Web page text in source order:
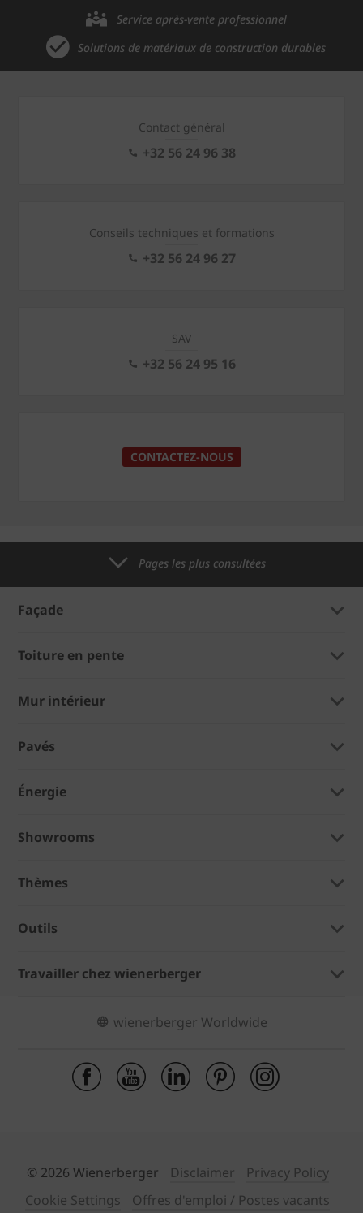
Service après-vente professionnel
Solutions de matériaux de construction durables
Contact général
+32 56 24 96 38
Conseils techniques et formations
+32 56 24 96 27
SAV
+32 56 24 95 16
CONTACTEZ-NOUS
Pages les plus consultées
Façade
Toiture en pente
Mur intérieur
Pavés
Énergie
Showrooms
Thèmes
Outils
Travailler chez wienerberger
wienerberger Worldwide
© 2026 Wienerberger Disclaimer
Privacy Policy
Cookie Settings
Offres d'emploi / Postes vacants